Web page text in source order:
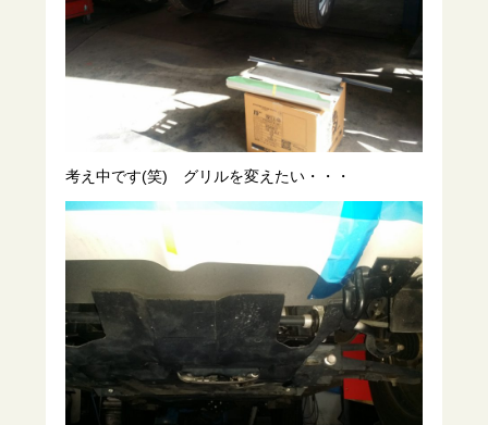
考え中です(笑) グリルを変えたい・・・